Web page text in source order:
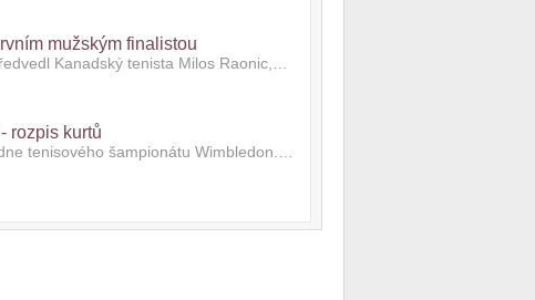
mužským finalistou
Kanadský tenista Milos Raonic,…
rozpis kurtů
tenisového šampionátu Wimbledon.…